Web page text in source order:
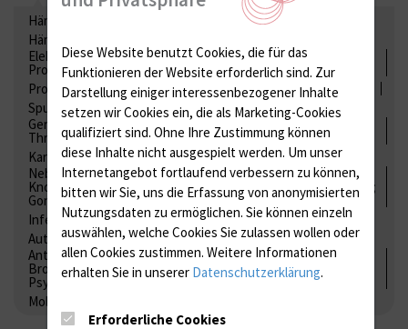
Hämatologie / Anämie
Retikulozyten
Hämoglobinelektrophorese
Elektrolyte, Enzyme, Substrate, Metabolite, Blutalkohol,
Proteine
Proteine
Lipide / Lipoproteine Niere / Harnwege
Spurenelemente
Säuren-Basen-Status
Gerinnung / Gerinnungsaktivierung / Gerinnungsfaktoren /
Thrombozytenfunktion / Antikoagulation
Kardiale Marker
Tumormarker
Interleukine
Nebenniere / Niere; Nebenschilddrüse ( Ca-Stoffwechsel /
Knochen; Hypophyse / Wachstum; Gestroinaltrakt / Vitamine;
Gonaden / Zyklus / Sterilität
Infektionsserologie
Allergiediagnostik
Immunologie
Autoimmundiagnostik
Antibiotika, Zystostatika, Immunsuppressiva, Amaleptika,
Bronchospasmolytika, Antiepileptika, Kardiaka,
Psychpharmaka
Molekulare Diagnostik
Diese Website benutzt Cookies, die für das
Funktionieren der Website erforderlich sind. Zur
Darstellung einiger interessenbezogener Inhalte
setzen wir Cookies ein, die als Marketing-Cookies
qualifiziert sind. Ohne Ihre Zustimmung können
diese Inhalte nicht ausgespielt werden. Um unser
Internetangebot fortlaufend verbessern zu können,
bitten wir Sie, uns die Erfassung von anonymisierten
Nutzungsdaten zu ermöglichen. Sie können einzeln
auswählen, welche Cookies Sie zulassen wollen oder
allen Cookies zustimmen. Weitere Informationen
erhalten Sie in unserer Datenschutzerklärung.
Erforderliche Cookies